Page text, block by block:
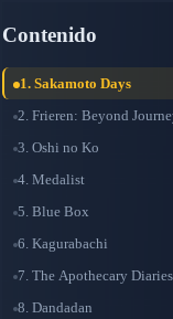
Contenido
1. Sakamoto Days
2. Frieren: Beyond
3. Oshi no Ko
4. Medalist
5. Blue Box
6. Kagurabachi
7. The Apothecary
8. Dandadan